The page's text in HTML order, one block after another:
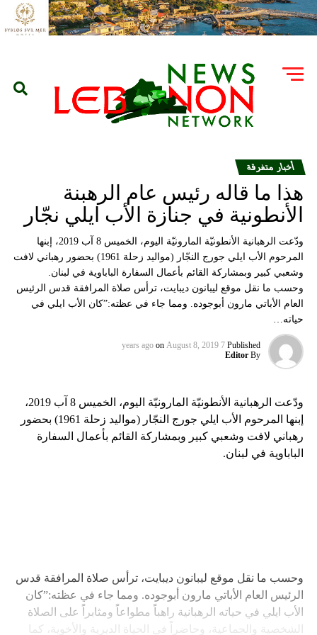
أخبار متفرقة
هذا ما قاله رئيس عام الرهبنة
الأنطونية في جنازة الأب ايلي نجّار
ودّعت الرهبانية الأنطونيّة المارونيّة اليوم، الخميس 8 آب 2019، إبنها
المرحوم الأب ايلي جورج النجّار (مواليد زحلة 1961) بحضور رهباني لافت
وشعبي كبير وبمشاركة القائم بأعمال السفارة الباباوية في لبنان.
وحسب ما نقل موقع ليبانون ديبايت، ترأس صلاة المرافقة قدس الرئيس
العام الأباتي مارون أبوجوده. ومما جاء في عظته:”كان الأب ايلي في
حياته…
Published
7 years ago
on August 8, 2019
By
Editor
ودّعت الرهبانية الأنطونيّة المارونيّة اليوم، الخميس 8 آب 2019،
إبنها المرحوم الأب ايلي جورج النجّار (مواليد زحلة 1961) بحضور
رهباني لافت وشعبي كبير وبمشاركة القائم بأعمال السفارة
الباباوية في لبنان.
وحسب ما نقل موقع ليبانون ديبايت، ترأس صلاة المرافقة قدس
الرئيس العام الأباتي مارون أبوجوده. ومما جاء في عظته:”كان
الأب ايلي في حياته الرهبانية راهباً مطواعاً ومثابراً على الصلاة
الشخصية والجماعية، وحاضراً في الحياة الديرية والأخوية، كما